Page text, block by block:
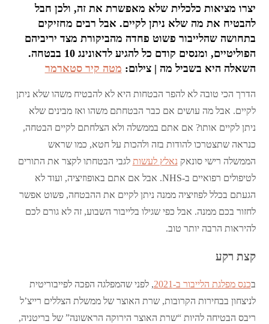
יצרו מציאות כלכלית שלא מאפשרת את זה, ולכן חבל
להבטיח את מה שלא ניתן לקיים. אבל רבים מחזיקים
בתחושה שהלייבור פשוט פחדה מהביקורת מצד יריביהם
הפוליטיים, ומנסים קודם כל להגיע לדאונינג 10 בבטחה.
השאלה היא בשביל מה | צילום: מטה קיר סטארמר
הדרך הכי טובה לא להפר הבטחות היא לא להבטיח משהו שלא ניתן
לקיים. אבל מה עושים אם כבר הבטחתם משהו ואז מבינים שלא
ניתן לקיים אותו? אם אתם בממשלה ולא הצלחתם לקיים הבטחה,
כנראה שתצטרכו להודות בזה ולהכות על חטא, כמו שראש
הממשלה רישי סונאק נאלץ לעשות לגבי הבטחתו לקצר את התורים
לטיפולים רפואיים ב-NHS. אבל אם אתם באופוזיציה, ועוד לא
הגעתם בכלל לפוזיציה ממנה ניתן לקיים את ההבטחה, פשוט אפשר
לחזור בכם ממנה. אבל כפי שגילו בלייבור השבוע, זה לא גורם לכם
להיראות הרבה יותר טוב.
קצת רקע
בכנס מפלגת הלייבור ב-2021
, לפני שהמפלגה הפכה לפייבוריטית
לניצחון בבחירות הקרובות, שרת האוצר של ממשלת הצללים רייצ’ל
ריבס הבטיחה להיות “שרת האוצר הירוקה הראשונה” של בריטניה,